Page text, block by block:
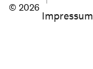
© 2026
Impressum